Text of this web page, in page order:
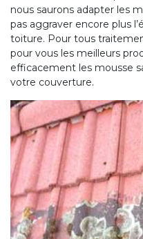
nous saurons adapter les
pas aggraver encore plus
toiture. Pour tous
pour vous les meilleurs
efficacement les mousse
votre couverture.